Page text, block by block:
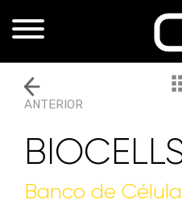
ANTERIOR
Banco de